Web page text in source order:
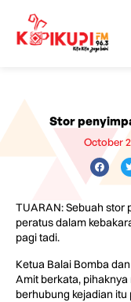
Stor
October
TUARAN: Sebuah
peratus dalam
pagi tadi.
Ketua Balai Bomba
Amit berkata,
berhubung kejadian itu